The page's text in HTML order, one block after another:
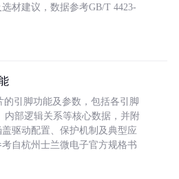
材建议，数据参考GB/T 4423-
的引脚功能及参数，包括各引脚
内部逻辑关系等核心数据，并附
驱动配置、保护机制及典型应
自杭州士兰微电子官方规格书